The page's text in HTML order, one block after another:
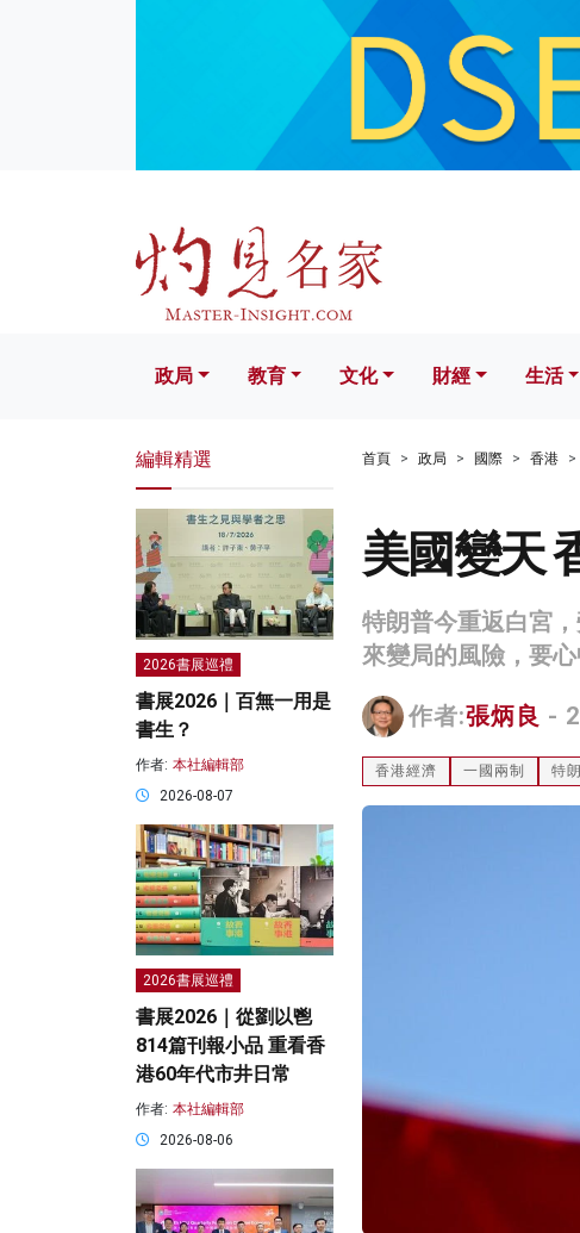
文化 財經 生活
政局 教育 文化 財經 生活
首頁 政局 國際 香港
美國變天
特朗普今重返白宮
來變局的風險，要
作者:張炳良 -
香港經濟 一國兩制 特
編輯精選
2026書展巡禮
書展2026｜百無一用是
書生？
作者: 本社編輯部
2026-08-07
2026書展巡禮
書展2026｜從劉以鬯
814篇刊報小品 重看香
港60年代市井日常
作者: 本社編輯部
2026-08-06